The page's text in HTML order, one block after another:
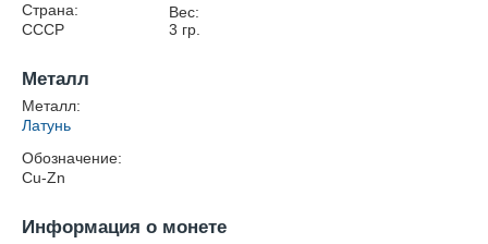
Страна:
СССР
Вес:
3 гр.
Металл
Металл:
Латунь
Обозначение:
Cu-Zn
Информация о монете